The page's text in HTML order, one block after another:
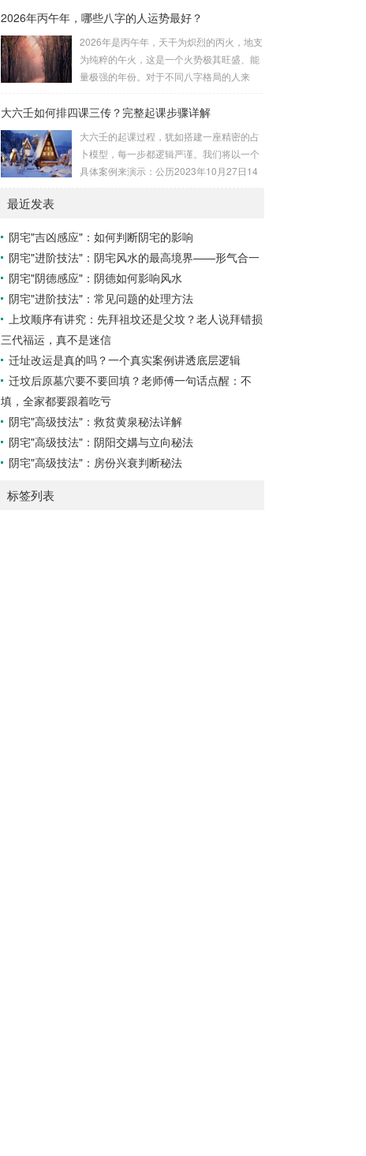
诀（定帝星）这是所有安星的第一步，至关
重要。口诀：紫微天机星逆行，隔一阳武天
同行，...
与五行属性：大安：位于食指根部，属木，
指指尖，属水，玄武，主数2、7、8，凶。
速喜：位于中指指尖，属火，朱雀，主数
3、6、9，吉。赤口：位于无名指指尖，属
无名指根部，属木，六合，主数5、3、8，
吉。空亡：位于中指根部，属土，勾陈，...
2026年丙午年，哪些八字的人运势最好？
2026年是丙午年，天干为炽烈的丙火，地支
为纯粹的午火，这是一个火势极其旺盛、能
量极强的年份。对于不同八字格局的人来
会如鱼得水，运势冲天；而有些人则会倍感
与需求八字讲究五行平衡与“喜用神”。喜用
神就是那个能对你的命局起到最好平衡、补
助作用的五行。2026年丙午，是火力全开的
天降神助，运势自然一飞冲天。八字命局
中“忌火”的人...
大六壬如何排四课三传？完整起课步骤详解
大六壬的起课过程，犹如搭建一座精密的占
卜模型，每一步都逻辑严谨。我们将以一个
具体案例来演示：公历2023年10月27日14
体现状的基石。三传：事物发展、演变的三
个核心过程（发用、移易、归计）。它是推
演事态发展的主线。你需要：一张空白的天
地盘（内含十二地支）、月将、当天日干日
传”之母，此步必须精准。1. 定月将（布“天
盘”的...
最近发表
阴宅"吉凶感应"：如何判断阴宅的影响
阴宅"进阶技法"：阴宅风水的最高境界——形气合一
阴宅"阴德感应"：阴德如何影响风水
阴宅"进阶技法"：常见问题的处理方法
上坟顺序有讲究：先拜祖坟还是父坟？老人说拜错损
三代福运，真不是迷信
迁址改运是真的吗？一个真实案例讲透底层逻辑
迁坟后原墓穴要不要回填？老师傅一句话点醒：不
填，全家都要跟着吃亏
阴宅"高级技法"：救贫黄泉秘法详解
阴宅"高级技法"：阴阳交媾与立向秘法
阴宅"高级技法"：房份兴衰判断秘法
标签列表